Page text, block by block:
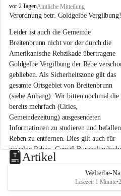
B
r
i
t
e
n
b
r
u
n
n
a
m
N
e
u
s
d
vor 2 TagenAmtliche Mitteilung
Verordnung betr. Goldgelbe Vergilbung!
Leider ist auch die Gemeinde
Breitenbrunn nicht vor der durch die
Amerikanische Rebzikade übertragene
Goldgelbe Vergilbung der Rebe
geblieben. Als Sicherheitszone gilt das
gesamte Ortsgebiet von Breitenbrunn
(siehe Anhang). Wir bitten nochmal die
bereits mehrfach (Cities,
Gemeindezeitung) ausgesendeten
Informationen zu studieren und
Reben zu entfernen. Dies gilt auch für
einzelne Reben. Gemäß
Weinbaugesetz sind nicht gepflegte oder
unzulässige Weingärten zu roden! Bitte
helfen wir zusammen um unsere
vor den prognostizierten Ernteausfällen
Artikel
Welterbe-
Lesezeit 1 Minute•